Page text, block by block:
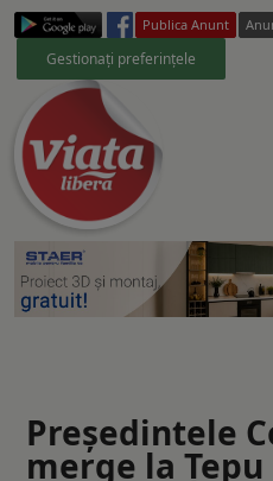
Publica Anunt
Gestionați preferințele
Preşedintele
merge la